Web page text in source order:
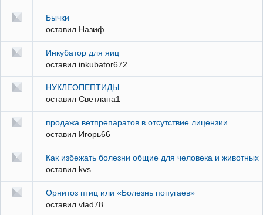
Бычки
оставил Назиф
Инкубатор для яиц
оставил inkubator672
НУКЛЕОПЕПТИДЫ
оставил Светлана1
продажа ветпрепаратов в отсутствие лицензии
оставил Игорь66
Как избежать болезни общие для человека и животных
оставил kvs
Орнитоз птиц или «Болезнь попугаев»
оставил vlad78